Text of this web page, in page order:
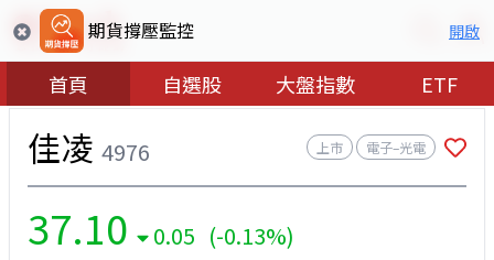
期貨撐壓監控 開啟
首頁 自選股 大盤指數 ETF
佳凌 4976 上市 電子–光電
37.10 0.05 (-0.13%)